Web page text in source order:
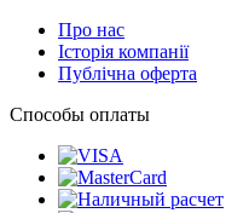
Про нас
Історія компанії
Публічна оферта
Способы оплаты